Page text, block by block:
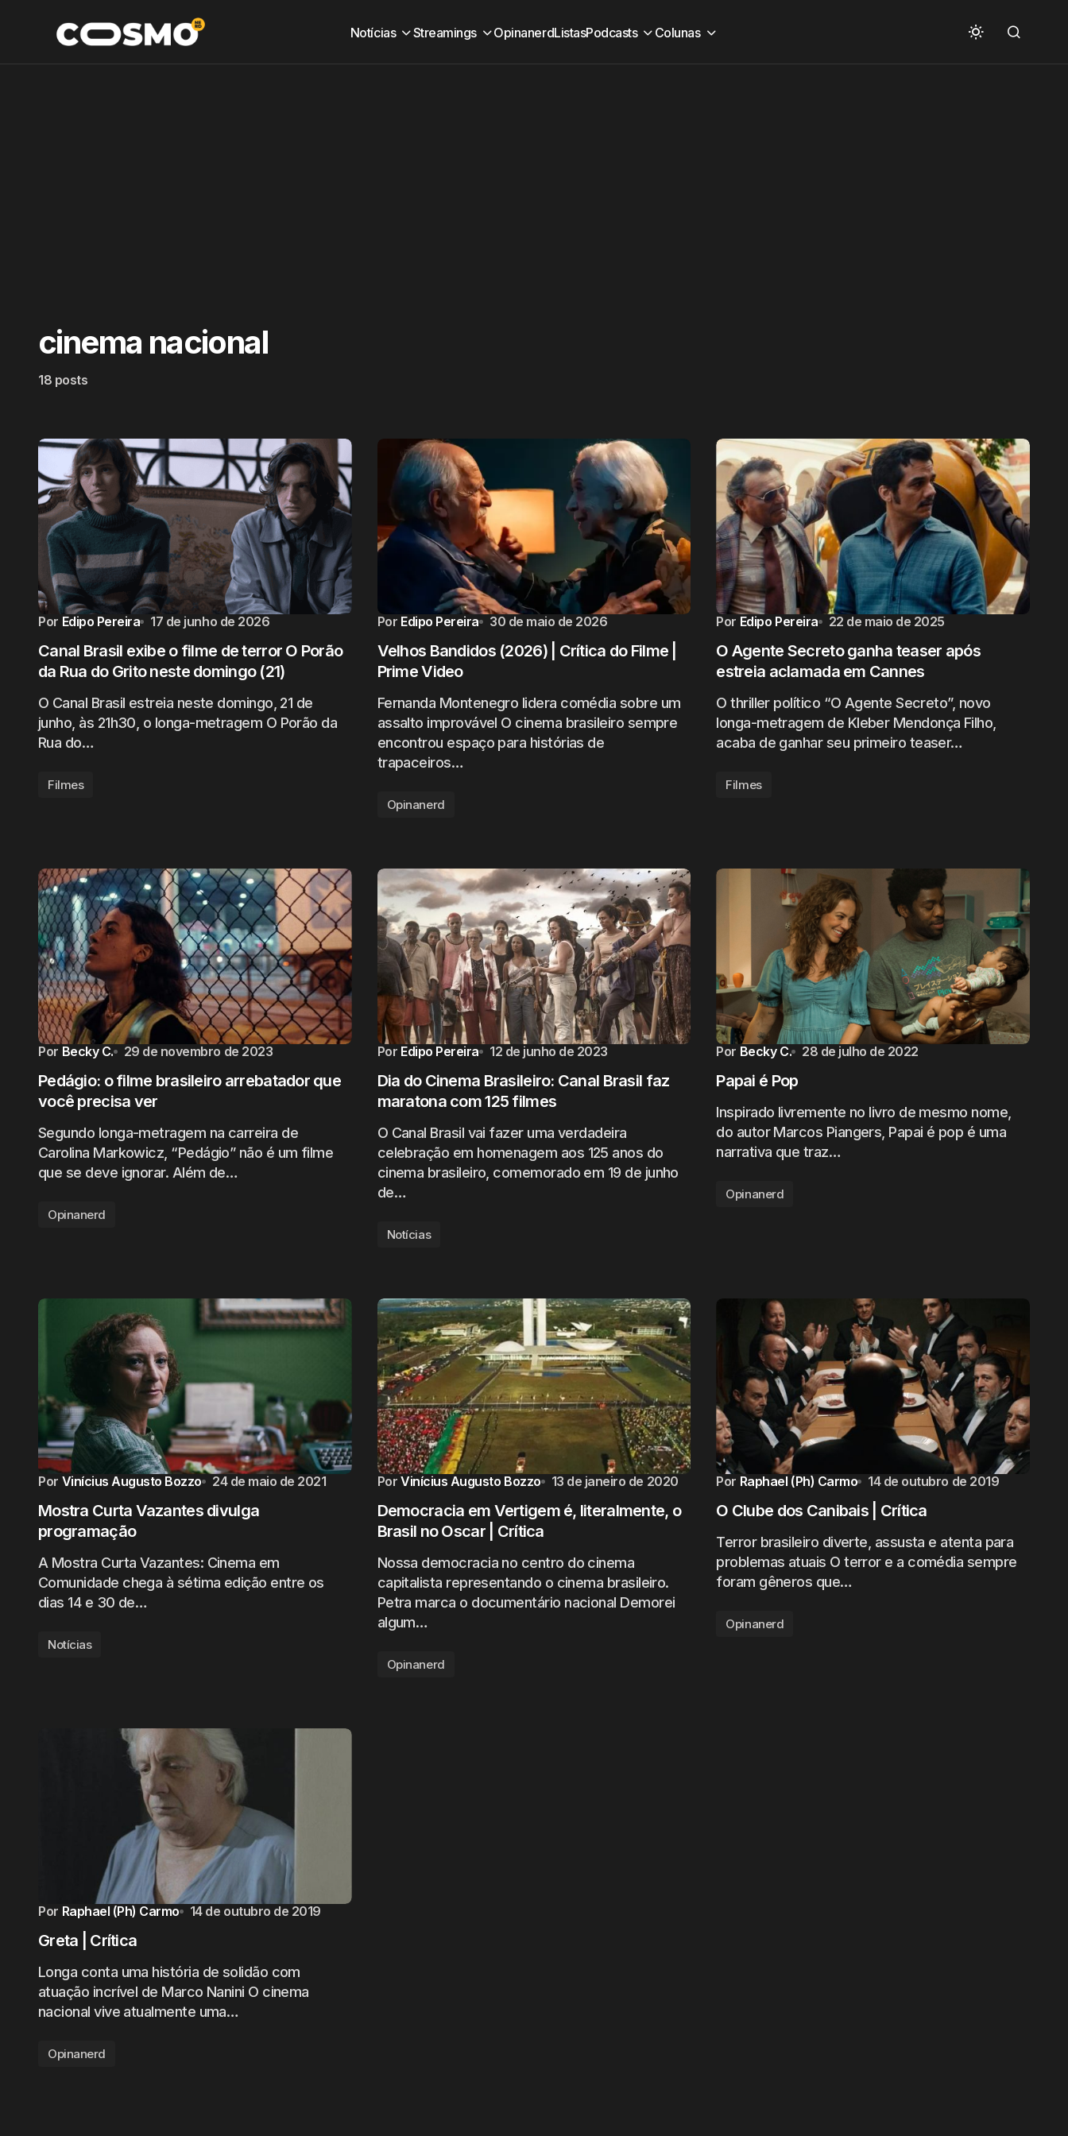
Notícias Streamings OpinanerdListasPodcasts Colunas
cinema nacional
18 posts
Por Edipo Pereira 17 de junho de 2026
Canal Brasil exibe o filme de terror O Porão
da Rua do Grito neste domingo (21)
O Canal Brasil estreia neste domingo, 21 de
junho, às 21h30, o longa-metragem O Porão da
Rua do…
Filmes
Por Edipo Pereira 30 de maio de 2026
Velhos Bandidos (2026) | Crítica do Filme |
Prime Video
Fernanda Montenegro lidera comédia sobre um
assalto improvável O cinema brasileiro sempre
encontrou espaço para histórias de
trapaceiros…
Opinanerd
Por Edipo Pereira 22 de maio de 2025
O Agente Secreto ganha teaser após
estreia aclamada em Cannes
O thriller político “O Agente Secreto”, novo
longa-metragem de Kleber Mendonça Filho,
acaba de ganhar seu primeiro teaser…
Filmes
Por Becky C. 29 de novembro de 2023
Pedágio: o filme brasileiro arrebatador que
você precisa ver
Segundo longa-metragem na carreira de
Carolina Markowicz, “Pedágio” não é um filme
que se deve ignorar. Além de…
Opinanerd
Por Edipo Pereira 12 de junho de 2023
Dia do Cinema Brasileiro: Canal Brasil faz
maratona com 125 filmes
O Canal Brasil vai fazer uma verdadeira
celebração em homenagem aos 125 anos do
cinema brasileiro, comemorado em 19 de junho
de…
Notícias
Por Becky C. 28 de julho de 2022
Papai é Pop
Inspirado livremente no livro de mesmo nome,
do autor Marcos Piangers, Papai é pop é uma
narrativa que traz…
Opinanerd
Por Vinícius Augusto Bozzo 24 de maio de 2021
Mostra Curta Vazantes divulga
programação
A Mostra Curta Vazantes: Cinema em
Comunidade chega à sétima edição entre os
dias 14 e 30 de…
Notícias
Por Vinícius Augusto Bozzo 13 de janeiro de 2020
Democracia em Vertigem é, literalmente, o
Brasil no Oscar | Crítica
Nossa democracia no centro do cinema
capitalista representando o cinema brasileiro.
Petra marca o documentário nacional Demorei
algum…
Opinanerd
Por Raphael (Ph) Carmo 14 de outubro de 2019
O Clube dos Canibais | Crítica
Terror brasileiro diverte, assusta e atenta para
problemas atuais O terror e a comédia sempre
foram gêneros que…
Opinanerd
Por Raphael (Ph) Carmo 14 de outubro de 2019
Greta | Crítica
Longa conta uma história de solidão com
atuação incrível de Marco Nanini O cinema
nacional vive atualmente uma…
Opinanerd